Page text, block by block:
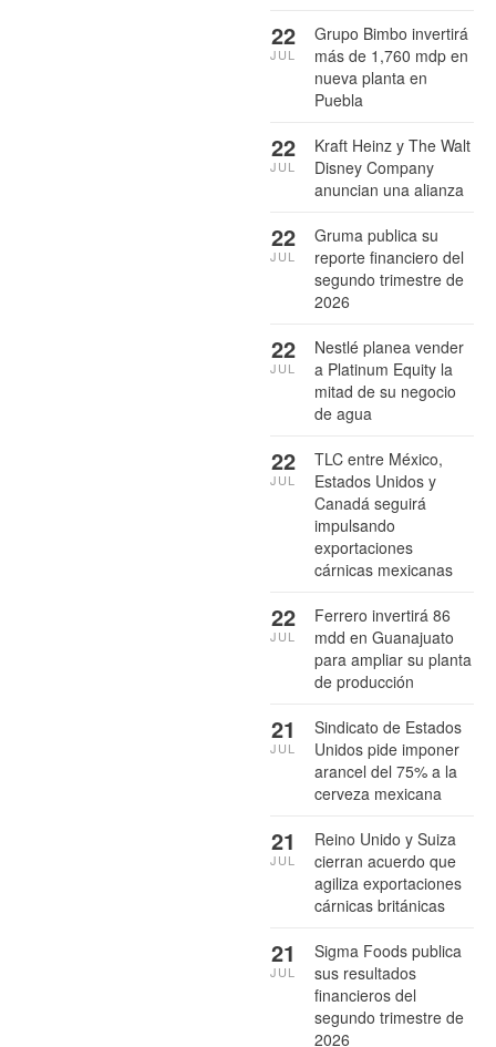
Grupo Bimbo invertirá
más de 1,760 mdp en
nueva planta en
Puebla
22
JUL
Kraft Heinz y The Walt
Disney Company
anuncian una alianza
22
JUL
Gruma publica su
reporte financiero del
segundo trimestre de
2026
22
JUL
Nestlé planea vender
a Platinum Equity la
mitad de su negocio
de agua
22
JUL
TLC entre México,
Estados Unidos y
Canadá seguirá
impulsando
exportaciones
cárnicas mexicanas
22
JUL
Ferrero invertirá 86
mdd en Guanajuato
para ampliar su planta
de producción
22
JUL
Sindicato de Estados
Unidos pide imponer
arancel del 75% a la
cerveza mexicana
21
JUL
Reino Unido y Suiza
cierran acuerdo que
agiliza exportaciones
cárnicas británicas
21
JUL
Sigma Foods publica
sus resultados
financieros del
segundo trimestre de
2026
21
JUL